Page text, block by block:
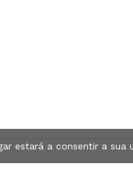
estará a consentir a sua